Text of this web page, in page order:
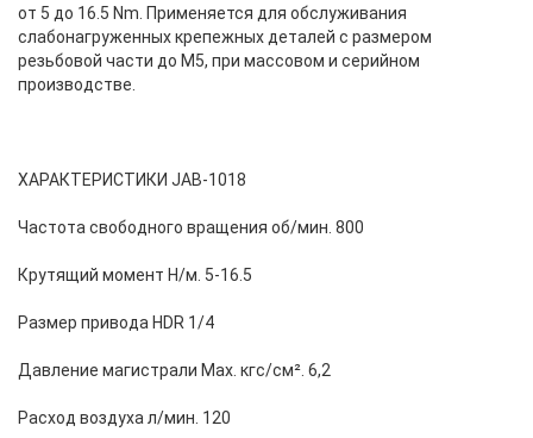
от 5 до 16.5 Nm. Применяется для обслуживания
слабонагруженных крепежных деталей с размером
резьбовой части до М5, при массовом и серийном
производстве.
ХАРАКТЕРИСТИКИ JAB-1018
Частота свободного вращения об/мин. 800
Крутящий момент Н/м. 5-16.5
Размер привода HDR 1/4
Давление магистрали Мах. кгс/см². 6,2
Расход воздуха л/мин. 120